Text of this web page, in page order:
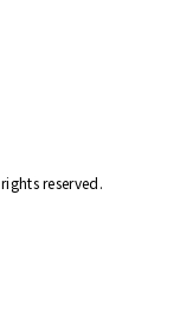
reserved.